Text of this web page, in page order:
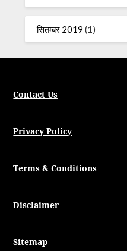
सितम्बर 2019 (1)
Contact Us
Privacy Policy
Terms & Conditions
Disclaimer
Sitemap